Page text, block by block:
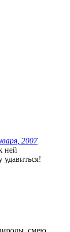
2007
ней
удавиться!